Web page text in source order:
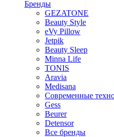
Бренды
GEZATONE
Beauty Style
eVy Pillow
Jetpik
Beauty Sleep
Minna Life
TONIS
Aravia
Medisana
Современные
Gess
Beurer
Detensor
Все бренды